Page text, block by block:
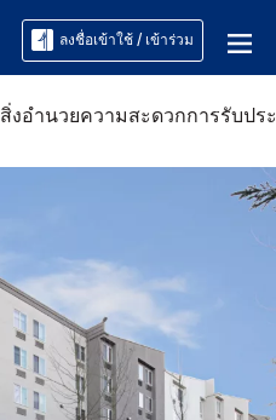
ลงชื่อเข้าใช้ / เข้าร่วม
สิ่งอำนวยความสะดวกการรับปร